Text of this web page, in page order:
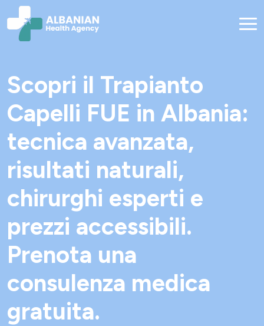
Scopri il Trapianto
Capelli FUE in Albania:
tecnica avanzata,
risultati naturali,
chirurghi esperti e
prezzi accessibili.
Prenota una
consulenza medica
gratuita.